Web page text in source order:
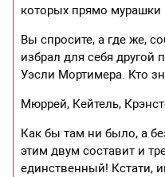
которых прямо
Вы спросите, а где же,
избрал для себя
Уэсли Мортимера. Кто
Мюррей, Кейтель,
Как бы там ни было, а
этим двум составит и
единственный! Кстати,